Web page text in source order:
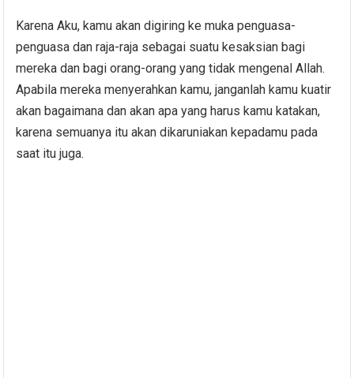
Karena Aku, kamu akan digiring ke muka penguasa-
penguasa dan raja-raja sebagai suatu kesaksian bagi
mereka dan bagi orang-orang yang tidak mengenal Allah.
Apabila mereka menyerahkan kamu, janganlah kamu kuatir
akan bagaimana dan akan apa yang harus kamu katakan,
karena semuanya itu akan dikaruniakan kepadamu pada
saat itu juga.